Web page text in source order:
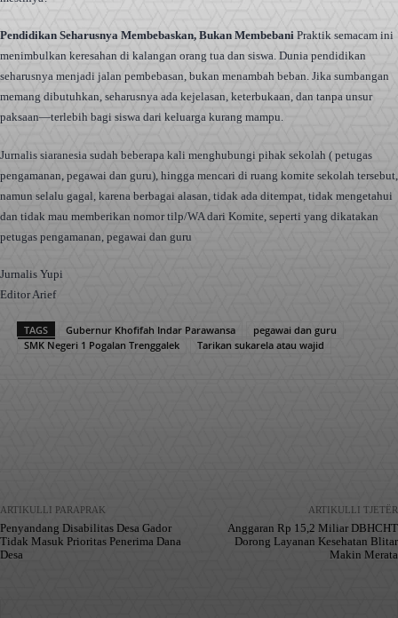
Pendidikan Seharusnya Membebaskan, Bukan Membebani Praktik semacam ini
menimbulkan keresahan di kalangan orang tua dan siswa. Dunia pendidikan
seharusnya menjadi jalan pembebasan, bukan menambah beban. Jika sumbangan
memang dibutuhkan, seharusnya ada kejelasan, keterbukaan, dan tanpa unsur
paksaan—terlebih bagi siswa dari keluarga kurang mampu.
Jurnalis siaranesia sudah beberapa kali menghubungi pihak sekolah ( petugas
pengamanan, pegawai dan guru), hingga mencari di ruang komite sekolah tersebut,
namun selalu gagal, karena berbagai alasan, tidak ada ditempat, tidak mengetahui
dan tidak mau memberikan nomor tilp/WA dari Komite, seperti yang dikatakan
petugas pengamanan, pegawai dan guru
Jurnalis Yupi
Editor Arief
TAGS Gubernur Khofifah Indar Parawansa
pegawai dan guru
SMK Negeri 1 Pogalan Trenggalek
Tarikan sukarela atau wajid
ARTIKULLI PARAPRAK
Penyandang Disabilitas Desa Gador
Tidak Masuk Prioritas Penerima Dana
Desa
ARTIKULLI TJETËR
Anggaran Rp 15,2 Miliar DBHCHT
Dorong Layanan Kesehatan Blitar
Makin Merata